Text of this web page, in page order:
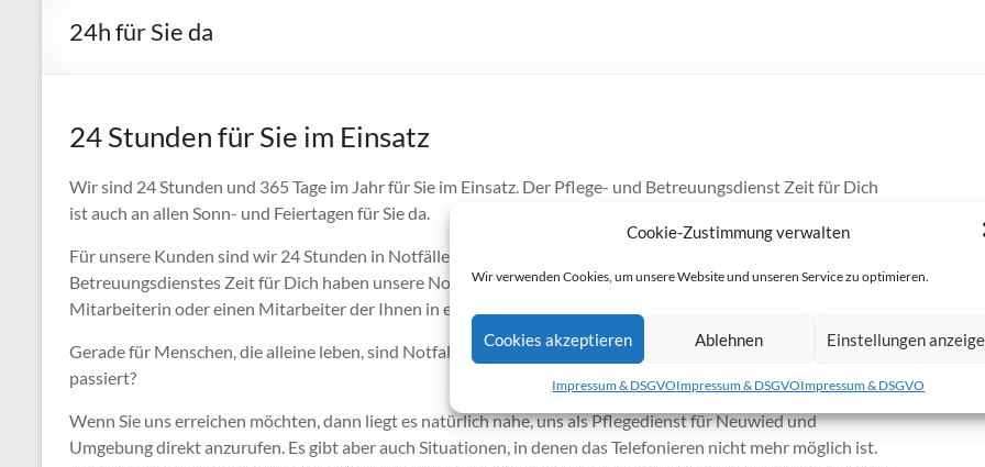
Cookie-Zustimmung verwalten
Wir verwenden Cookies, um unsere Website und unseren Service zu optimieren.
Cookies akzeptieren Ablehnen Einstellungen
Impressum & DSGVOImpressum & DSGVOImpressum & DSGVO
24h für Sie da
24 Stunden für Sie im Einsatz
Wir sind 24 Stunden und 365 Tage im Jahr für Sie im Einsatz. Der Pflege- und Betreuungsdienst Zeit für Dich
ist auch an allen Sonn- und Feiertagen für Sie da.
Für unsere Kunden sind wir 24 Stunden in Notfällen für Sie erreichbar. Alle Kunden des Pflege- und
Betreuungsdienstes Zeit für Dich haben unsere Notfallnummer hinterlegt und erreichen darüber immer eine
Mitarbeiterin oder einen Mitarbeiter der Ihnen in einer Notlage weiterhelfen kann.
Gerade für Menschen, die alleine leben, sind Notfallsituationen oft die größte Angst. Was tun wenn mir etwas
passiert?
Wenn Sie uns erreichen möchten, dann liegt es natürlich nahe, uns als Pflegedienst für Neuwied und
Umgebung direkt anzurufen. Es gibt aber auch Situationen, in denen das Telefonieren nicht mehr möglich ist.